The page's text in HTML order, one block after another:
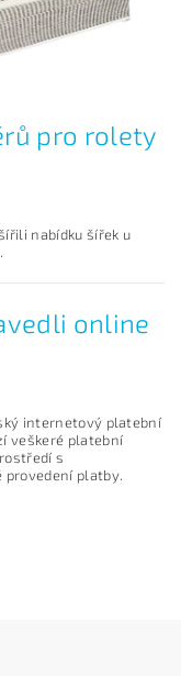
pro rolety
nabídku šířek u
online
internetový platební
veškeré platební
s
provedení platby.